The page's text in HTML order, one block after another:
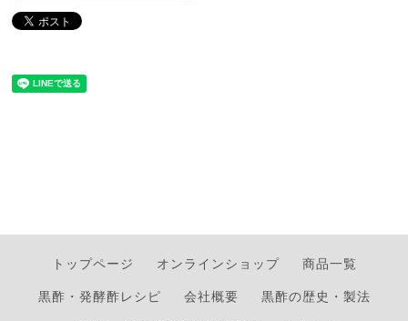
トップページ オンラインショップ 商品一覧
黒酢・発酵酢レシピ 会社概要 黒酢の歴史・製法